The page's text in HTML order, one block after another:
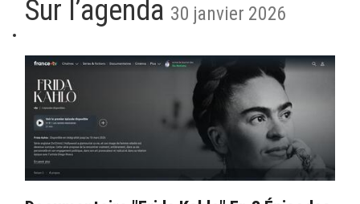
Sur l’agenda 30 janvier 2026